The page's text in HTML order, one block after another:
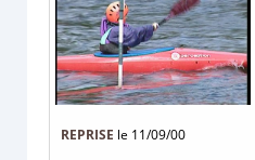
REPRISE le 11/09/00